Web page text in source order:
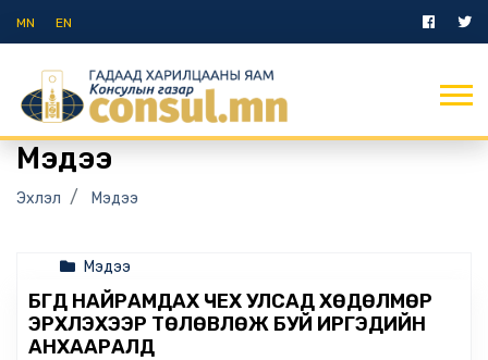
MN EN
Мэдээ
Эхлэл Мэдээ
Мэдээ
БҮГД НАЙРАМДАХ ЧЕХ УЛСАД ХӨДӨЛМӨР
ЭРХЛЭХЭЭР ТӨЛӨВЛӨЖ БУЙ ИРГЭДИЙН
АНХААРАЛД